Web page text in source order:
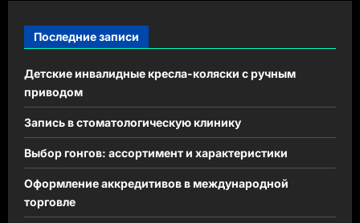
Последние записи
Детские инвалидные кресла-коляски с ручным
приводом
Запись в стоматологическую клинику
Выбор гонгов: ассортимент и характеристики
Оформление аккредитивов в международной
торговле